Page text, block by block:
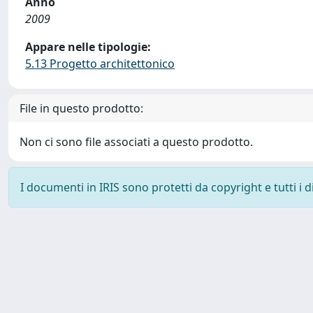
2009
Appare nelle tipologie:
5.13 Progetto architettonico
File in questo prodotto:
Non ci sono file associati a questo prodotto.
I documenti in IRIS sono protetti da copyright e tutti i